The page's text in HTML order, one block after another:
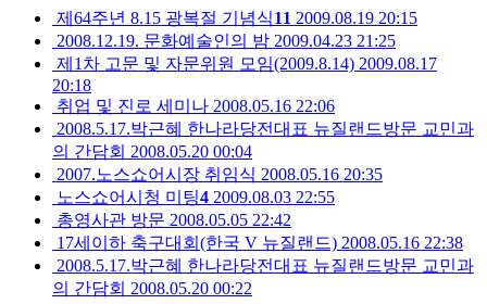
제64주년 8.15 광복절 기념식11 2009.08.19 20:15
2008.12.19. 문화예술인의 밤 2009.04.23 21:25
제1차 고문 및 자문위원 모임(2009.8.14) 2009.08.17
20:18
취업 및 진로 세미나 2008.05.16 22:06
2008.5.17.박근혜 한나라당전대표 뉴질랜드방문 교민과
의 간담회 2008.05.20 00:04
2007.노스쇼어시장 취임식 2008.05.16 20:35
노스쇼어시청 미팅4 2009.08.03 22:55
총영사관 방문 2008.05.05 22:42
17세이하 축구대회(한국 V 뉴질랜드) 2008.05.16 22:38
2008.5.17.박근혜 한나라당전대표 뉴질랜드방문 교민과
의 간담회 2008.05.20 00:22